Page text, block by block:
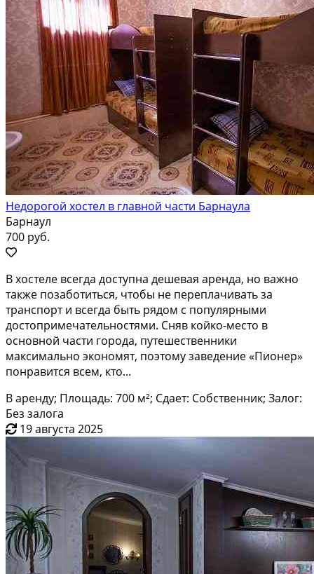
Недорогой хостел в главной части Барнаула
Барнаул
700 руб.
В хостеле всегда доступна дешевая аренда, но важно
также позаботиться, чтобы не переплачивать за
транспорт и всегда быть рядом с популярными
достопримечательностями. Сняв койко-место в
основной части города, путешественники
максимально экономят, поэтому заведение «Пионер»
понравится всем, кто...
В аренду; Площадь: 700 м²; Сдает: Собственник; Залог:
Без залога
19 августа 2025